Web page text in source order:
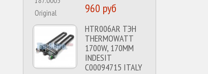
960 руб
HTR006AR ТЭН
THERMOWATT
1700W, 170MM
INDESIT
C00094715 ITALY